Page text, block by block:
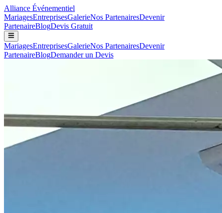
Alliance Événementiel
MariagesEntreprisesGalerieNos PartenairesDevenir
PartenaireBlogDevis Gratuit
MariagesEntreprisesGalerieNos PartenairesDevenir
PartenaireBlogDemander un Devis